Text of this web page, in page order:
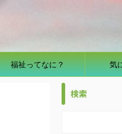
福祉ってなに？ 気
検索